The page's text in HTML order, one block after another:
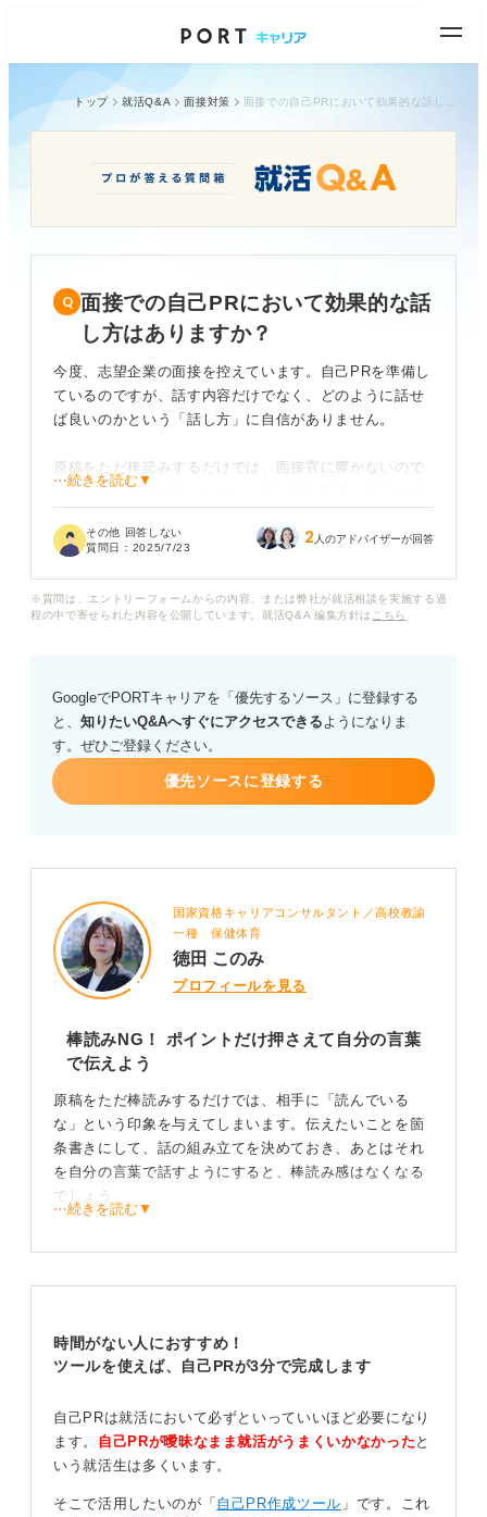
トップ 就活Q&A 面接対策
面接での自己PRにおいて効果的な話
し方はありますか？
今度、志望企業の面接を控えています。自己PRを準備し
ているのですが、話す内容だけでなく、どのように話せ
ば良いのかという「話し方」に自信がありません。
原稿をただ棒読みするだけでは、面接官に響かないので
はないかと不安です。かといって、何を意識して話せば
具体的にどのような話し方を心がければ、自分の強みや
声のトーンや速さ、視線、ジェスチャーなど、話し方の
⋯続きを読む▼
その他 回答しない
質問日： 2025/7/23 2 人のアドバイザーが回答
※質問は、エントリーフォームからの内容、または弊社が就活相談を実施する過
程の中で寄せられた内容を公開しています。就活Q&A 編集方針は こちら
GoogleでPORTキャリアを「優先するソース」に登録する
と、 知りたいQ&Aへすぐにアクセスできるようになりま
す。ぜひご登録ください。
優先ソースに登録する
国家資格キャリアコンサルタント／高校教諭
一種 保健体育
徳田 このみ
プロフィールを見る
棒読みNG！ ポイントだけ押さえて自分の言葉
で伝えよう
原稿をただ棒読みするだけでは、相手に「読んでいる
な」という印象を与えてしまいます。伝えたいことを箇
条書きにして、話の組み立てを決めておき、あとはそれ
を自分の言葉で話すようにすると、棒読み感はなくなる
でしょう。
まいます。頭のなかに自分が書いた箇条書きを想像しな
普段よりも高いトーンで・目を見ながら・間を置い
て話そう
声のトーンは、自身が思っているよりもワントーン、ツ
ートーンくらい意識的に上げて話したほうが良いでしょ
う。意外と普段話しているときの声やトーンは低めなの
で、意識的に上げると伝わりやすくなります。
⋯続きを読む▼
時間がない人におすすめ！
ツールを使えば、自己PRが3分で完成します
自己PRは就活において必ずといっていいほど必要になり
ます。 自己PRが曖昧なまま就活がうまくいかなかった と
いう就活生は多くいます。
そこで活用したいのが「 自己PR作成ツール 」です。これ